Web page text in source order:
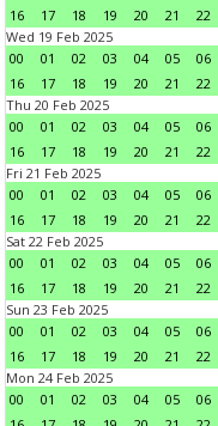
16
17 18 19 20 21 22
Wed 19 Feb 2025
00
01 02 03 04 05 06
16
17 18 19 20 21 22
Thu 20 Feb 2025
00
01 02 03 04 05 06
16
17 18 19 20 21 22
Fri 21 Feb 2025
00
01 02 03 04 05 06
16
17 18 19 20 21 22
Sat 22 Feb 2025
00
01 02 03 04 05 06
16
17 18 19 20 21 22
Sun 23 Feb 2025
00
01 02 03 04 05 06
16
17 18 19 20 21 22
Mon 24 Feb 2025
00
01 02 03 04 05 06